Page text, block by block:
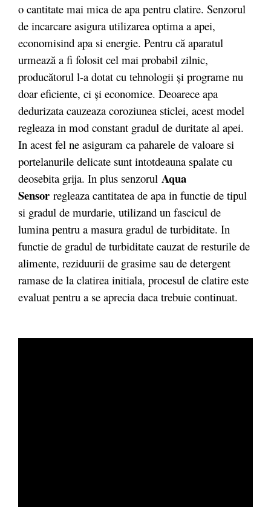
o cantitate mai mica de apa pentru clatire. Senzorul
de incarcare asigura utilizarea optima a apei,
economisind apa si energie. Pentru că aparatul
urmează a fi folosit cel mai probabil zilnic,
producătorul l-a dotat cu tehnologii și programe nu
doar eficiente, ci și economice. Deoarece apa
dedurizata cauzeaza coroziunea sticlei, acest model
regleaza in mod constant gradul de duritate al apei.
In acest fel ne asiguram ca paharele de valoare si
portelanurile delicate sunt intotdeauna spalate cu
deosebita grija. In plus senzorul Aqua
Sensor regleaza cantitatea de apa in functie de tipul
si gradul de murdarie, utilizand un fascicul de
lumina pentru a masura gradul de turbiditate. In
functie de gradul de turbiditate cauzat de resturile de
alimente, reziduurii de grasime sau de detergent
ramase de la clatirea initiala, procesul de clatire este
evaluat pentru a se aprecia daca trebuie continuat.